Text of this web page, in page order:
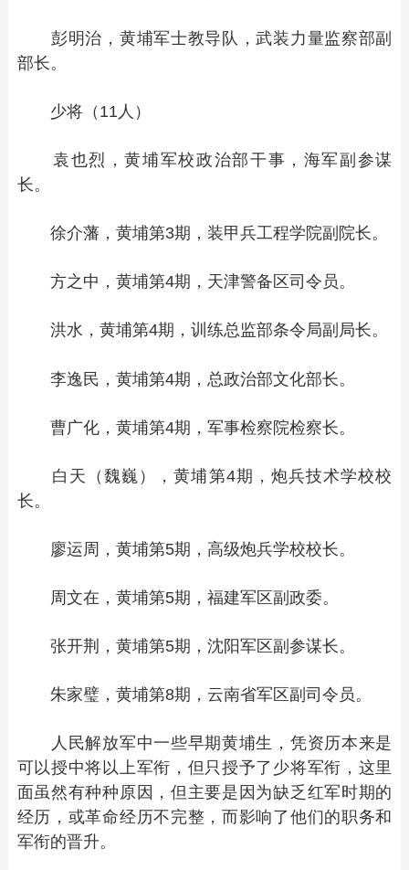
彭明治，黄埔军士教导队，武装力量监察部副
部长。
少将（11人）
袁也烈，黄埔军校政治部干事，海军副参谋
长。
徐介藩，黄埔第3期，装甲兵工程学院副院长。
方之中，黄埔第4期，天津警备区司令员。
洪水，黄埔第4期，训练总监部条令局副局长。
李逸民，黄埔第4期，总政治部文化部长。
曹广化，黄埔第4期，军事检察院检察长。
白天（魏巍），黄埔第4期，炮兵技术学校校
长。
廖运周，黄埔第5期，高级炮兵学校校长。
周文在，黄埔第5期，福建军区副政委。
张开荆，黄埔第5期，沈阳军区副参谋长。
朱家璧，黄埔第8期，云南省军区副司令员。
人民解放军中一些早期黄埔生，凭资历本来是
可以授中将以上军衔，但只授予了少将军衔，这里
面虽然有种种原因，但主要是因为缺乏红军时期的
经历，或革命经历不完整，而影响了他们的职务和
军衔的晋升。